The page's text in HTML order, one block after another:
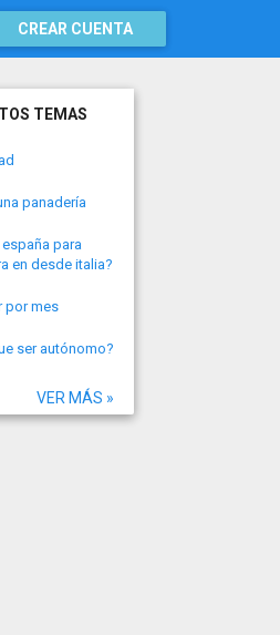
CREAR CUENTA
TEMAS
panadería
para
en desde italia?
por mes
ser autónomo?
VER MÁS »